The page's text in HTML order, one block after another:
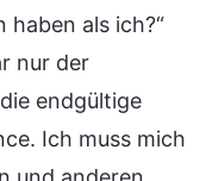
haben als ich?“
nur der
endgültige
Ich muss mich